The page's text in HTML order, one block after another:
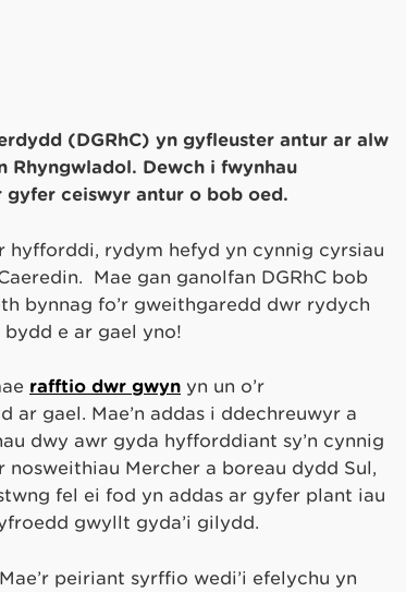
(DGRhC) yn gyfleuster antur ar alw
Rhyngwladol. Dewch i fwynhau
ceiswyr antur o bob oed.
hyfforddi, rydym hefyd yn cynnig cyrsiau
Mae gan ganolfan DGRhC bob
bynnag fo’r gweithgaredd dŵr rydych
e ar gael yno!
rafftio dŵr gwyn yn un o’r
gael. Mae’n addas i ddechreuwyr a
dwy awr gyda hyfforddiant sy’n cynnig
nosweithiau Mercher a boreau dydd Sul,
fel ei fod yn addas ar gyfer plant iau
gwyllt gyda’i gilydd.
peiriant syrffio wedi’i efelychu yn